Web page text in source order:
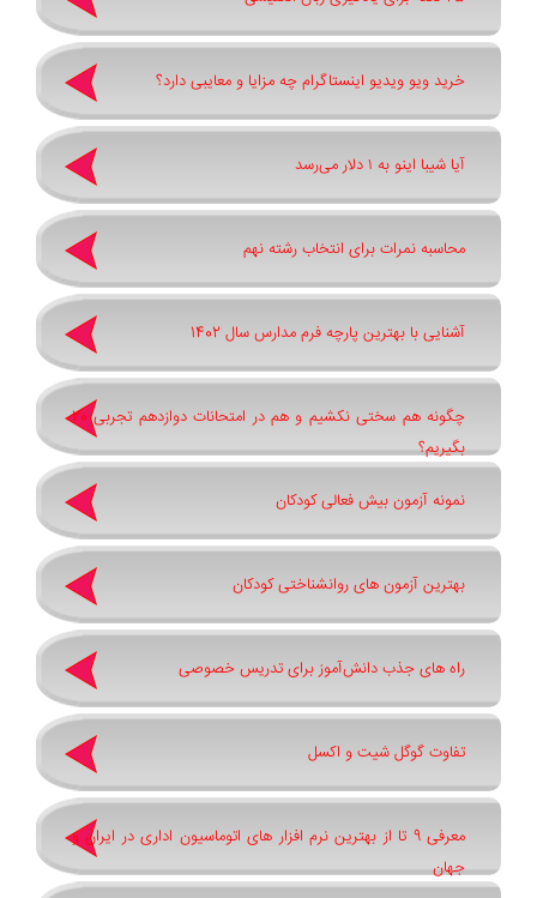
خرید ویو ویدیو اینستاگرام چه مزایا و معایبی دارد؟
آیا شیبا اینو به ۱ دلار می‌رسد
محاسبه نمرات برای انتخاب رشته نهم
آشنایی با بهترین پارچه فرم مدارس سال 1402
چگونه هم سختی نکشیم و هم در امتحانات دوازدهم تجربی 20
بگیریم؟
نمونه آزمون بیش فعالی کودکان
بهترین آزمون های روانشناختی کودکان
راه های جذب دانش‌آموز برای تدریس خصوصی
تفاوت گوگل شیت و اکسل
معرفی 9 تا از بهترین نرم افزار های اتوماسیون اداری در ایران و
جهان